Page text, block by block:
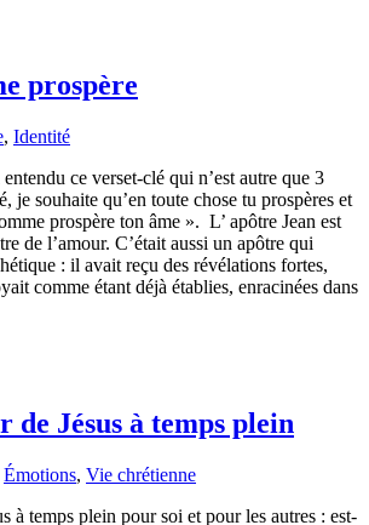
prospère
, Identité
ce verset-clé qui n’est autre que 3
je souhaite qu’en toute chose tu prospères et
prospère ton âme ». L’ apôtre Jean est
de l’amour. C’était aussi un apôtre qui
: il avait reçu des révélations fortes,
comme étant déjà établies, enracinées dans
de Jésus à temps plein
Émotions, Vie chrétienne
à temps plein pour soi et pour les autres : est-